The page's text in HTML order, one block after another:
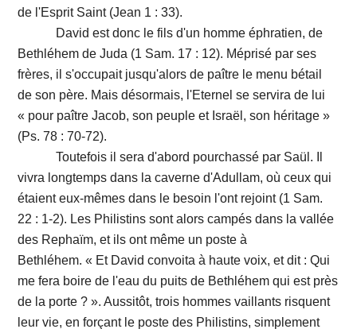
de l'Esprit Saint (Jean 1 : 33).
David est donc le fils d'un homme éphratien, de
Bethléhem de Juda (1 Sam. 17 : 12). Méprisé par ses
frères, il s'occupait jusqu'alors de paître le menu bétail
de son père. Mais désormais, l'Eternel se servira de lui
« pour paître Jacob, son peuple et Israël, son héritage »
(Ps. 78 : 70-72).
Toutefois il sera d'abord pourchassé par Saül. Il
vivra longtemps dans la caverne d'Adullam, où ceux qui
étaient eux-mêmes dans le besoin l'ont rejoint (1 Sam.
22 : 1-2). Les Philistins sont alors campés dans la vallée
des Rephaïm, et ils ont même un poste à
Bethléhem. « Et David convoita à haute voix, et dit : Qui
me fera boire de l'eau du puits de Bethléhem qui est près
de la porte ? ». Aussitôt, trois hommes vaillants risquent
leur vie, en forçant le poste des Philistins, simplement